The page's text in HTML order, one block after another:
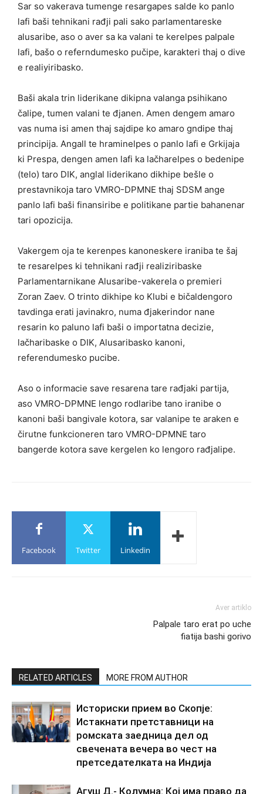
Sar so vakerava tumenge resargapes salde ko panlo
lafi baši tehnikani rađji pali sako parlamentareske
alusaribe, aso o aver sa ka valani te kerelpes palpale
lafi, bašo o referndumesko pučipe, karakteri thaj o dive
e realiyiribasko.
Baši akala trin liderikane dikipna valanga psihikano
čalipe, tumen valani te đjanen. Amen dengem amaro
vas numa isi amen thaj sajdipe ko amaro gndipe thaj
principija. Angall te hraminelpes o panlo lafi e Grkijaja
ki Prespa, dengen amen lafi ka lačharelpes o bedenipe
(telo) taro DIK, anglal liderikano dikhipe bešle o
prestavnikoja taro VMRO-DPMNE thaj SDSM ange
panlo lafi baši finansiribe e politikane partie bahanenar
tari opozicija.
Vakergem oja te kerenpes kanoneskere iraniba te šaj
te resarelpes ki tehnikani rađji realiziribaske
Parlamentarnikane Alusaribe-vakerela o premieri
Zoran Zaev. O trinto dikhipe ko Klubi e bičaldengoro
tavdinga erati javinakro, numa đjakerindor nane
resarin ko paluno lafi baši o importatna decizie,
lačharibaske o DIK, Alusaribasko kanoni,
referendumesko pucibe.
Aso o informacie save resarena tare rađjaki partija,
aso VMRO-DPMNE lengo rodlaribe tano iranibe o
kanoni baši bangivale kotora, sar valanipe te araken e
čirutne funkcioneren taro VMRO-DPMNE taro
bangerde kotora save kergelen ko lengoro rađjalipe.
Facebook Twitter Linkedin
Aver artiklo
Palpale taro erat po uche
fiatija bashi gorivo
RELATED ARTICLES MORE FROM AUTHOR
Историски прием во Скопје:
Истакнати претставници на
ромската заедница дел од
свечената вечера во чест на
претседателката на Индија
Агуш Д.- Колумна: Кој има право да